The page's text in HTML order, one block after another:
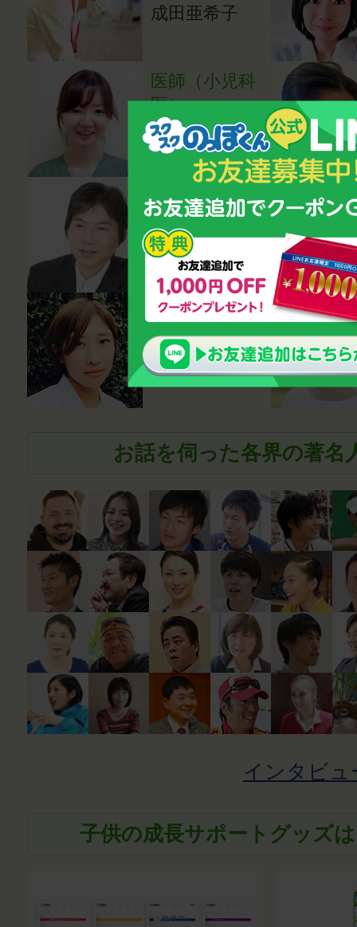
成田亜希子
医師（小児科
医）
湯田貴江
心理カウンセ
ラー・講師
鈴木雅幸
薬剤師
笹尾真波
お話を伺った各界の著名
インタビュ
子供の成長サポートグッズ